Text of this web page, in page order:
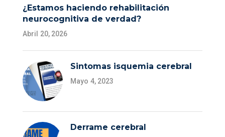
¿Estamos haciendo rehabilitación
neurocognitiva de verdad?
Abril 20, 2026
Sintomas isquemia cerebral
Mayo 4, 2023
Derrame cerebral